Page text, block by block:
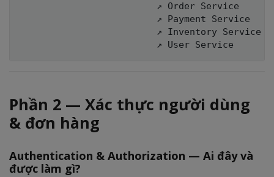
                         ↗ Order Service
                         ↗ Payment Service
                         ↗ Inventory Service
Phần 2 — Xác thực người dùng
& đơn hàng
Authentication & Authorization — Ai đây và
được làm gì?